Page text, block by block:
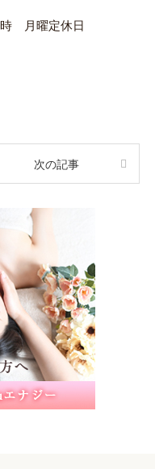
時 月曜定休日
次の記事